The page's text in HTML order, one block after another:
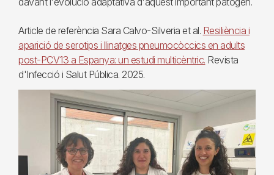
Article de referència Sara Calvo-Silveria et al. Resiliència i
aparició de serotips i llinatges pneumocòccics en adults
post-PCV13 a Espanya: un estudi multicèntric. Revista
d'Infecció i Salut Pública. 2025.